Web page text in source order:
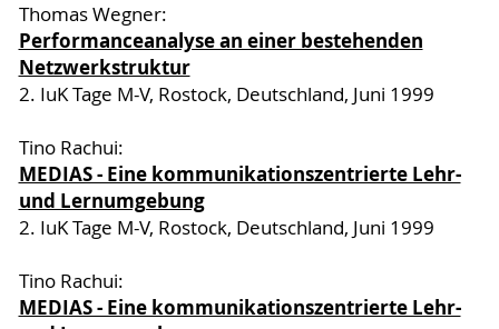
Thomas Wegner:
Performanceanalyse an einer bestehenden
Netzwerkstruktur
2. IuK Tage M-V, Rostock, Deutschland, Juni 1999
Tino Rachui:
MEDIAS - Eine kommunikationszentrierte Lehr-
und Lernumgebung
2. IuK Tage M-V, Rostock, Deutschland, Juni 1999
Tino Rachui:
MEDIAS - Eine kommunikationszentrierte Lehr-